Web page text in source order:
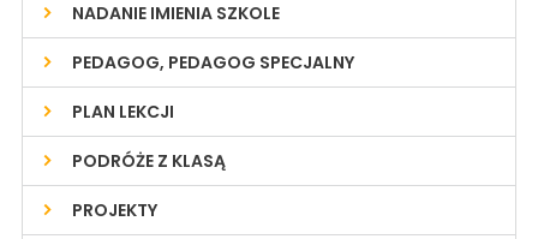
NADANIE IMIENIA SZKOLE
PEDAGOG, PEDAGOG SPECJALNY
PLAN LEKCJI
PODRÓŻE Z KLASĄ
PROJEKTY